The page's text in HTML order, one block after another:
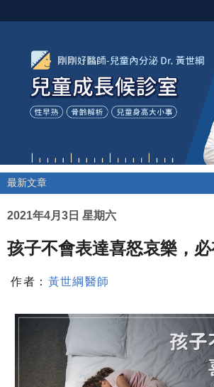
2021年4月3日 星期六
孩子不會表達喜怒哀樂，
作者： 黃世綱醫師